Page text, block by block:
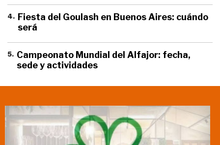
4. Fiesta del Goulash en Buenos Aires: cuándo
será
5. Campeonato Mundial del Alfajor: fecha,
sede y actividades